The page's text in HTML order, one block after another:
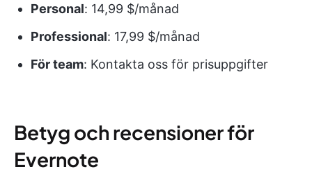
Personal: 14,99 $/månad
Professional: 17,99 $/månad
För team: Kontakta oss för prisuppgifter
Betyg och recensioner för
Evernote